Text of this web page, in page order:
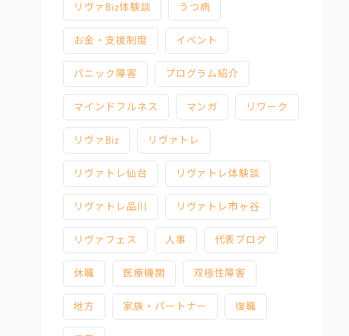
リヴァBiz体験談 うつ病
お金・支援制度 イベント
パニック障害 プログラム紹介
マインドフルネス マンガ リワーク
リヴァBiz リヴァトレ
リヴァトレ仙台 リヴァトレ体験談
リヴァトレ品川 リヴァトレ市ヶ谷
リヴァフェス 人事 代表ブログ
休職 医療機関 双極性障害
地方 家族・パートナー 復職